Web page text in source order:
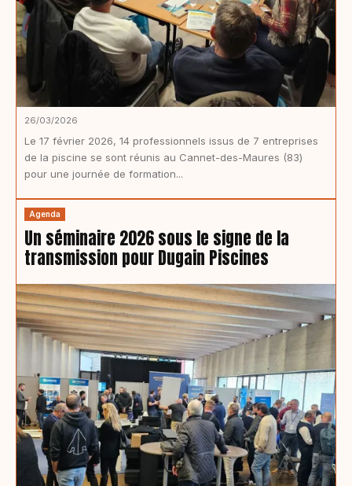
26/03/2026
Le 17 février 2026, 14 professionnels issus de 7 entreprises
de la piscine se sont réunis au Cannet-des-Maures (83)
pour une journée de formation...
Agenda
Un séminaire 2026 sous le signe de la
transmission pour Dugain Piscines